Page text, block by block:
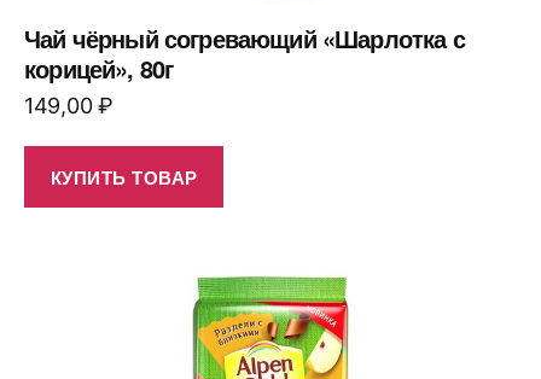
Чай чёрный согревающий «Шарлотка с
корицей», 80г
149,00₽
КУПИТЬ ТОВАР